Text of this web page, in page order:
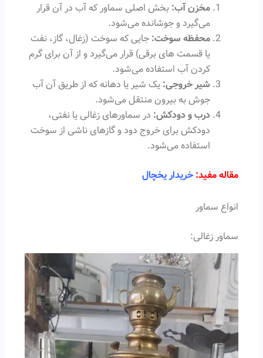
مخزن آب: بخش اصلی سماور که آب در آن قرار
می‌گیرد و جوشانده می‌شود.
محفظه سوخت: جایی که سوخت (زغال، گاز، نفت
یا قسمت های برقی) قرار می‌گیرد و از آن برای گرم
کردن آب استفاده می‌شود.
شیر خروجی: یک شیر یا دهانه که از طریق آن آب
جوش به بیرون منتقل می‌شود.
درب و دودکش: در سماورهای زغالی یا نفتی،
دودکش برای خروج دود و گازهای ناشی از سوخت
استفاده می‌شود.
مقاله مفید: خریدار یخچال
انواع سماور
سماور زغالی: